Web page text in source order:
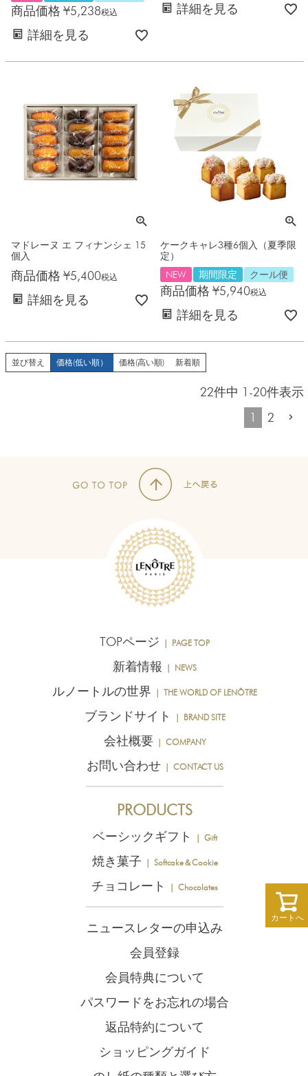
商品価格 ¥5,238税込
詳細を見る
詳細を見る
マドレーヌ エ フィナンシェ 15
個入
商品価格 ¥5,400税込
詳細を見る
ケークキャレ3種6個入（夏季限
定）
NEW
期間限定 クール便
商品価格 ¥5,940税込
詳細を見る
並び替え 価格(低い順） 価格(高い順) 新着順
22件中 1 -20件表示
1
2
カートへ
TOPページ ｜ PAGE TOP
新着情報 ｜ NEWS
ルノートルの世界 ｜ THE WORLD OF LENÔTRE
ブランドサイト ｜ BRAND SITE
会社概要｜ COMPANY
お問い合わせ｜ CONTACT US
PRODUCTS
ベーシックギフト ｜ Gift
焼き菓子 ｜ Softcake＆Cookie
チョコレート ｜ Chocolates
ニュースレターの申込み
会員登録
会員特典について
パスワードをお忘れの場合
返品特約について
ショッピングガイド